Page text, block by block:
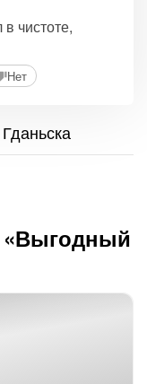
чистоте,
Нет
«Выгодный